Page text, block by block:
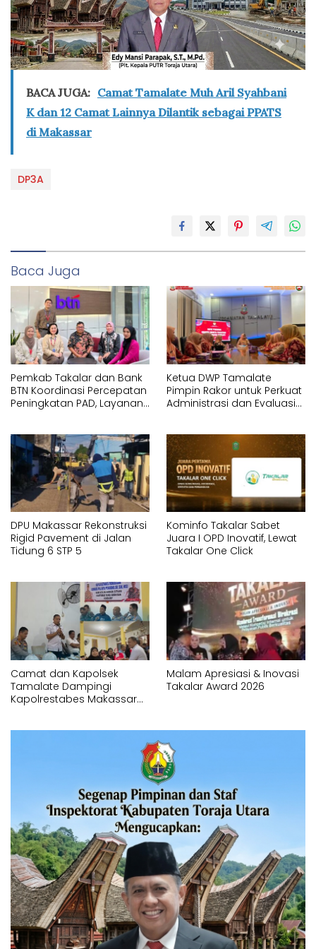
BACA JUGA: Camat Tamalate Muh Aril Syahbani
K dan 12 Camat Lainnya Dilantik sebagai PPATS
di Makassar
DP3A
Baca Juga
Pemkab Takalar dan Bank
BTN Koordinasi Percepatan
Peningkatan PAD, Layanan
Ketua DWP Tamalate
Pimpin Rakor untuk Perkuat
Administrasi dan Evaluasi
DPU Makassar Rekonstruksi
Rigid Pavement di Jalan
Tidung 6 STP 5
Kominfo Takalar Sabet
Juara I OPD Inovatif, Lewat
Takalar One Click
Camat dan Kapolsek
Tamalate Dampingi
Kapolrestabes Makassar
Malam Apresiasi & Inovasi
Takalar Award 2026